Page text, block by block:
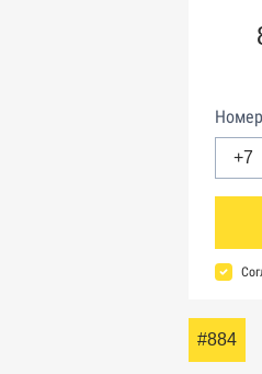
#884